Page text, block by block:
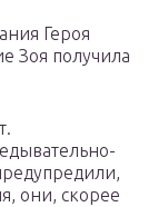
Героя
Зоя получила
они, скорее